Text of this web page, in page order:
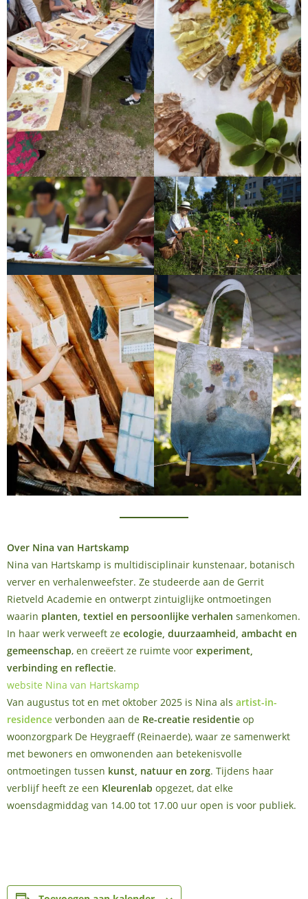
Over Nina van Hartskamp
Nina van Hartskamp is multidisciplinair kunstenaar, botanisch
verver en verhalenweefster. Ze studeerde aan de Gerrit
Rietveld Academie en ontwerpt zintuiglijke ontmoetingen
waarin planten, textiel en persoonlijke verhalen samenkomen.
In haar werk verweeft ze ecologie, duurzaamheid, ambacht en
gemeenschap, en creëert ze ruimte voor experiment,
verbinding en reflectie.
website Nina van Hartskamp
Van augustus tot en met oktober 2025 is Nina als artist-in-
residence verbonden aan de Re-creatie residentie op
woonzorgpark De Heygraeff (Reinaerde), waar ze samenwerkt
met bewoners en omwonenden aan betekenisvolle
ontmoetingen tussen kunst, natuur en zorg. Tijdens haar
verblijf heeft ze een Kleurenlab opgezet, dat elke
woensdagmiddag van 14.00 tot 17.00 uur open is voor publiek.